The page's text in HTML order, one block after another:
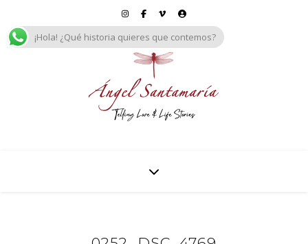
¡Hola! ¿Qué historia quieres que contemos?